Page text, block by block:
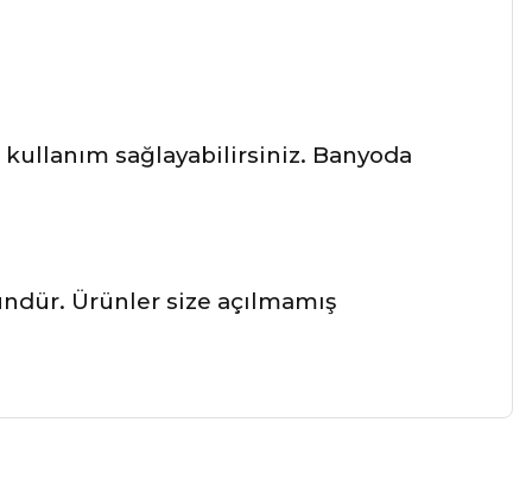
sağlayabilirsiniz. Banyoda
Ürünler size açılmamış